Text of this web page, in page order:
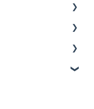
heb er net één